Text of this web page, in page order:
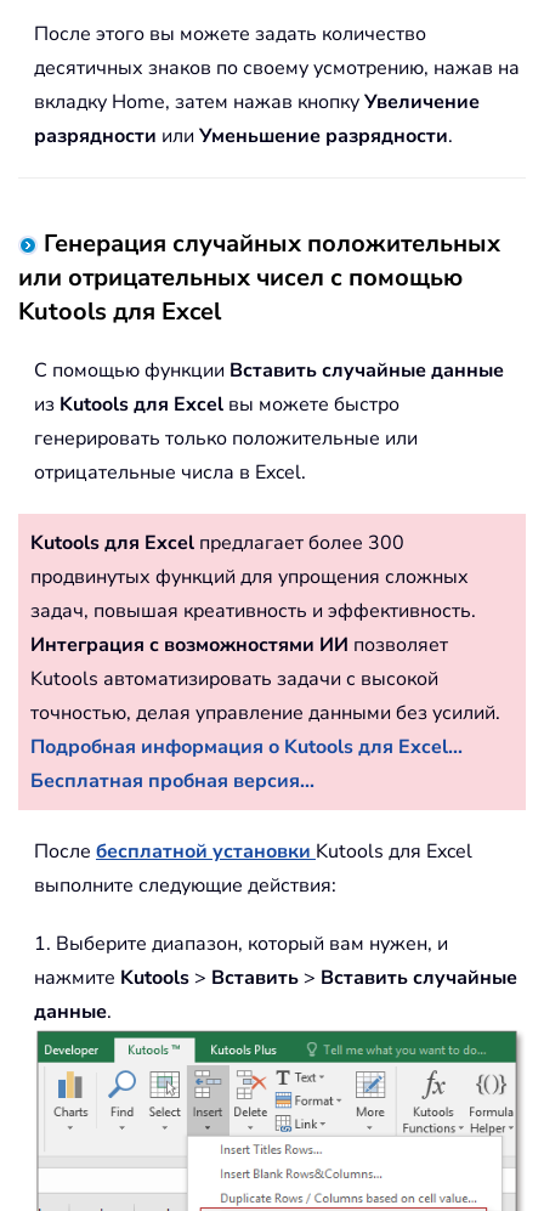
После этого вы можете задать количество
десятичных знаков по своему усмотрению, нажав на
вкладку Home, затем нажав кнопкуУвеличение
разрядности или Уменьшение разрядности.
Генерация случайных положительных
или отрицательных чисел с помощью
Kutools для Excel
С помощью функции Вставить случайные данные
из Kutools для Excel вы можете быстро
генерировать только положительные или
отрицательные числа в Excel.
Kutools для Excel предлагает более 300
продвинутых функций для упрощения сложных
задач, повышая креативность и эффективность.
Интеграция с возможностями ИИ позволяет
Kutools автоматизировать задачи с высокой
точностью, делая управление данными без усилий.
Подробная информация о Kutools для Excel...
Бесплатная пробная версия...
После бесплатной установки Kutools для Excel
выполните следующие действия:
1. Выберите диапазон, который вам нужен, и
нажмите Kutools > Вставить > Вставить случайные
данные.